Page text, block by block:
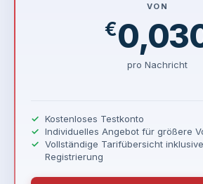
VON
€
pro Nachricht
Kostenloses Testkonto
Individuelles Angebot für größere
Vollständige Tarifübersicht
Registrierung